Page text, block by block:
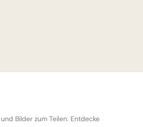
Bilder zum Teilen. Entdecke